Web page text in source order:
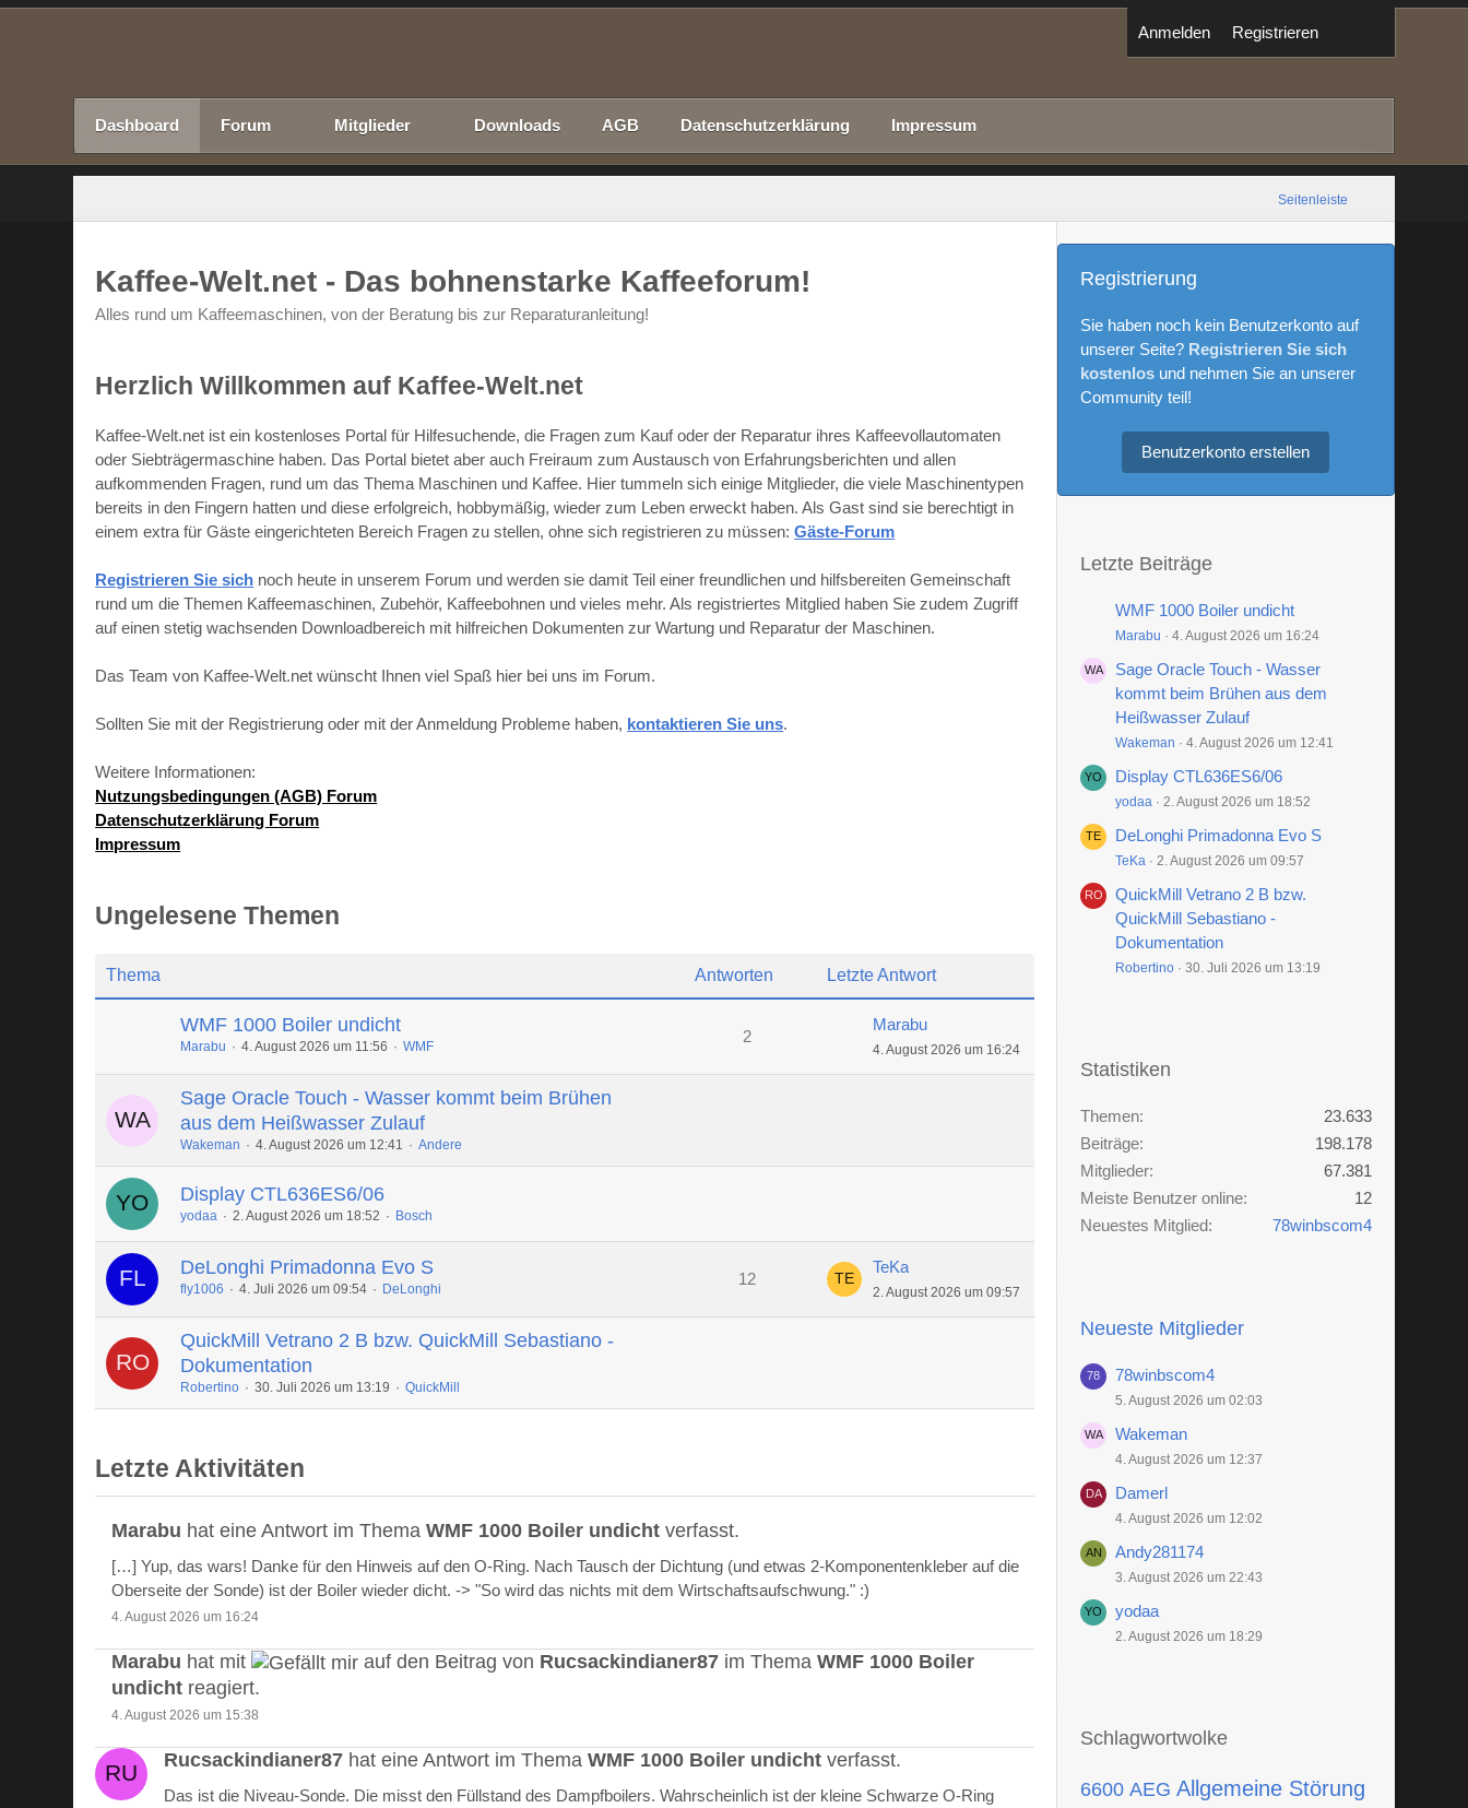
Anmelden Registrieren
Dashboard Forum Mitglieder Downloads AGB Datenschutzerklärung Impressum
Seitenleiste
Kaffee-Welt.net - Das bohnenstarke Kaffeeforum!
Alles rund um Kaffeemaschinen, von der Beratung bis zur Reparaturanleitung!
Herzlich Willkommen auf Kaffee-Welt.net
Kaffee-Welt.net ist ein kostenloses Portal für Hilfesuchende, die Fragen zum Kauf oder der Reparatur ihres Kaffeevollautomaten
oder Siebträgermaschine haben. Das Portal bietet aber auch Freiraum zum Austausch von Erfahrungsberichten und allen
aufkommenden Fragen, rund um das Thema Maschinen und Kaffee. Hier tummeln sich einige Mitglieder, die viele Maschinentypen
bereits in den Fingern hatten und diese erfolgreich, hobbymäßig, wieder zum Leben erweckt haben. Als Gast sind sie berechtigt in
einem extra für Gäste eingerichteten Bereich Fragen zu stellen, ohne sich registrieren zu müssen:Gäste-Forum
Registrieren Sie sich noch heute in unserem Forum und werden sie damit Teil einer freundlichen und hilfsbereiten Gemeinschaft
rund um die Themen Kaffeemaschinen, Zubehör, Kaffeebohnen und vieles mehr. Als registriertes Mitglied haben Sie zudem Zugriff
auf einen stetig wachsenden Downloadbereich mit hilfreichen Dokumenten zur Wartung und Reparatur der Maschinen.
Das Team von Kaffee-Welt.net wünscht Ihnen viel Spaß hier bei uns im Forum.
Sollten Sie mit der Registrierung oder mit der Anmeldung Probleme haben, kontaktieren Sie uns.
Weitere Informationen:
Nutzungsbedingungen (AGB) Forum
Datenschutzerklärung Forum
Impressum
Ungelesene Themen
Thema Antworten Letzte Antwort
WMF 1000 Boiler undicht
Marabu 4. August 2026 um 11:56 WMF
2
Marabu
4. August 2026 um 16:24
Sage Oracle Touch - Wasser kommt beim Brühen
aus dem Heißwasser Zulauf
Wakeman 4. August 2026 um 12:41 Andere
Display CTL636ES6/06
yodaa 2. August 2026 um 18:52 Bosch
DeLonghi Primadonna Evo S
fly1006 4. Juli 2026 um 09:54 DeLonghi
12
TeKa
2. August 2026 um 09:57
QuickMill Vetrano 2 B bzw. QuickMill Sebastiano -
Dokumentation
Robertino 30. Juli 2026 um 13:19 QuickMill
Letzte Aktivitäten
Marabu hat eine Antwort im ThemaWMF 1000 Boiler undicht verfasst.
[…] Yup, das wars! Danke für den Hinweis auf den O-Ring. Nach Tausch der Dichtung (und etwas 2-Komponentenkleber auf die
Oberseite der Sonde) ist der Boiler wieder dicht. -> "So wird das nichts mit dem Wirtschaftsaufschwung." :)
4. August 2026 um 16:24
Marabu hat mit auf den Beitrag von Rucsackindianer87 im ThemaWMF 1000 Boiler
undicht reagiert.
4. August 2026 um 15:38
Rucsackindianer87 hat eine Antwort im ThemaWMF 1000 Boiler undicht verfasst.
Das ist die Niveau-Sonde. Die misst den Füllstand des Dampfboilers. Wahrscheinlich ist der kleine Schwarze O-Ring
Registrierung
Sie haben noch kein Benutzerkonto auf
unserer Seite? Registrieren Sie sich
kostenlosund nehmen Sie an unserer
Community teil!
Benutzerkonto erstellen
Letzte Beiträge
WMF 1000 Boiler undicht
Marabu 4. August 2026 um 16:24
Sage Oracle Touch - Wasser
kommt beim Brühen aus dem
Heißwasser Zulauf
Wakeman 4. August 2026 um 12:41
Display CTL636ES6/06
yodaa 2. August 2026 um 18:52
DeLonghi Primadonna Evo S
TeKa 2. August 2026 um 09:57
QuickMill Vetrano 2 B bzw.
QuickMill Sebastiano -
Dokumentation
Robertino 30. Juli 2026 um 13:19
Statistiken
Themen
23.633
Beiträge
198.178
Mitglieder
67.381
Meiste Benutzer online
12
Neuestes Mitglied
78winbscom4
Neueste Mitglieder
78winbscom4
5. August 2026 um 02:03
Wakeman
4. August 2026 um 12:37
Damerl
4. August 2026 um 12:02
Andy281174
3. August 2026 um 22:43
yodaa
2. August 2026 um 18:29
Schlagwortwolke
6600 AEG Allgemeine Störung